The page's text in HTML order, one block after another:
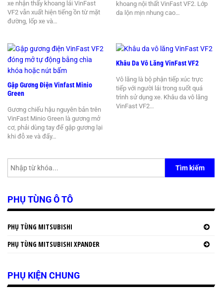
xe nhận thấy khoang lái VinFast
VF2 vẫn xuất hiện tiếng ồn từ mặt
đường, lốp xe và…
khoang nội thất VinFast VF2. Lớp
da lộn mịn nhung cao…
Gập Gương Điện Vinfast Minio
Green
Gương chiếu hậu nguyên bản trên
VinFast Minio Green là gương mở
cơ, phải dùng tay để gập gương lại
khi đỗ xe và đẩy…
Khâu Da Vô Lăng VinFast VF2
Vô lăng là bộ phận tiếp xúc trực
tiếp với người lái trong suốt quá
trình sử dụng xe. Khâu da vô lăng
VinFast VF2…
Tìm kiếm
PHỤ TÙNG Ô TÔ
PHỤ TÙNG MITSUBISHI
PHỤ TÙNG MITSUBISHI XPANDER
PHỤ KIỆN CHUNG